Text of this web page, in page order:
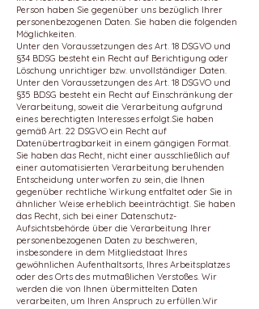
Person haben Sie gegenüber uns bezüglich Ihrer
personenbezogenen Daten. Sie haben die folgenden
Möglichkeiten.
Unter den Voraussetzungen des Art. 18 DSGVO und
§34 BDSG besteht ein Recht auf Berichtigung oder
Löschung unrichtiger bzw. unvollständiger Daten.
Unter den Voraussetzungen des Art. 18 DSGVO und
§35 BDSG besteht ein Recht auf Einschränkung der
Verarbeitung, soweit die Verarbeitung aufgrund
eines berechtigten Interesses erfolgt.Sie haben
gemäß Art. 22 DSGVO ein Recht auf
Datenübertragbarkeit in einem gängigen Format.
Sie haben das Recht, nicht einer ausschließlich auf
einer automatisierten Verarbeitung beruhenden
Entscheidung unterworfen zu sein, die Ihnen
gegenüber rechtliche Wirkung entfaltet oder Sie in
ähnlicher Weise erheblich beeinträchtigt. Sie haben
das Recht, sich bei einer Datenschutz-
Aufsichtsbehörde über die Verarbeitung Ihrer
personenbezogenen Daten zu beschweren,
insbesondere in dem Mitgliedstaat Ihres
gewöhnlichen Aufenthaltsorts, Ihres Arbeitsplatzes
oder des Orts des mutmaßlichen Verstoßes. Wir
werden die von Ihnen übermittelten Daten
verarbeiten, um Ihren Anspruch zu erfüllen.Wir